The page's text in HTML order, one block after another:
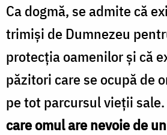
Ca dogmă, se admite că
trimişi de Dumnezeu
protecţia oamenilor şi că
păzitori care se ocupă de
pe tot parcursul vieţii sale.
care omul are nevoie de